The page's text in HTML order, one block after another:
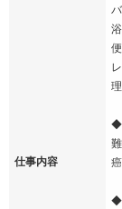
仕事内容
◆
◆